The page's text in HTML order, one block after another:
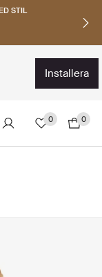
STIL
installera
0 0